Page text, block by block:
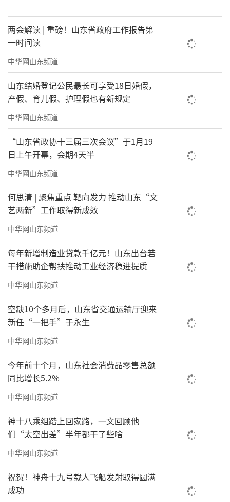
台做出突出贡献。
学院的文化载体力明艺术宫是校园内的一
大亮点，建筑面积达61000余平方米，被国家有
关部门评为国家级旅游景区，使学校成为全国
唯一拥有旅游景区的民办高校。
依托艺术宫内馆藏的10余万件中国红色历
史史料和实物，成立了以红色文化、科举文
化、古今课本为三大核心的中华古今教育博物
馆，成为加强学生爱国主义教育的重要阵地，
并面向全国巡展开展“千博万馆”工程，受到
广泛关注。
这些成绩为学院高质量发展奠定了坚实基
础。
纵观全国民办高校，生存发展两极分化日
趋明显。缺乏特色、质量不高的院校举步维
艰，而像山东力明科技职业学院这样专业特色
鲜明、就业质量过硬、社会口碑良好的院校，
却展现出强大生命力。
学院董事长王力一教授表示：“我们将坚
持‘以生为本、质量立校’的办学理念，持续
深化教育教学改革，为基层培养更多高素质医
疗卫生人才贡献力量；我们期待，在不久的将
来，学校能够升为全国唯一以中西医结合为办
学特色的普通本科院校，为国家做出更大贡
献。”
责任编辑：李建龙
两会解读 | 重磅！山东省政府工作报告第
一时间读
中华网山东频道
山东结婚登记公民最长可享受18日婚假，
产假、育儿假、护理假也有新规定
中华网山东频道
“山东省政协十三届三次会议”于1月19
日上午开幕，会期4天半
中华网山东频道
何思清 | 聚焦重点 靶向发力 推动山东“文
艺两新”工作取得新成效
中华网山东频道
每年新增制造业贷款千亿元！山东出台若
干措施助企帮扶推动工业经济稳进提质
中华网山东频道
空缺10个多月后，山东省交通运输厅迎来
新任“一把手”于永生
中华网山东频道
今年前十个月，山东社会消费品零售总额
同比增长5.2%
中华网山东频道
神十八乘组踏上回家路，一文回顾他
们“太空出差”半年都干了些啥
中华网山东频道
祝贺！神舟十九号载人飞船发射取得圆满
成功